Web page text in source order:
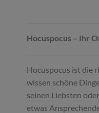
Hocuspocus – Ihr
Hocuspocus ist die
wissen schöne
seinen Liebsten
etwas